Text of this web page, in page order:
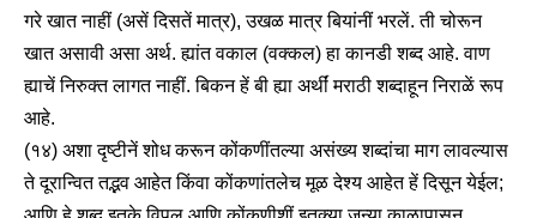
गरे खात नाहीं (असें दिसतें मात्र), उखळ मात्र बियांनीं भरलें. ती चोरून
खात असावी असा अर्थ. ह्यांत वकाल (वक्कल) हा कानडी शब्द आहे. वाण
ह्याचें निरुक्त लागत नाहीं. बिकन हें बी ह्या अर्थीं मराठी शब्दाहून निराळें रूप
आहे.
(१४) अशा दृष्टीनें शोध करून कोंकणींतल्या असंख्य शब्दांचा माग लावल्यास
ते दूरान्वित तद्भव आहेत किंवा कोंकणांतलेच मूळ देश्य आहेत हें दिसून येईल;